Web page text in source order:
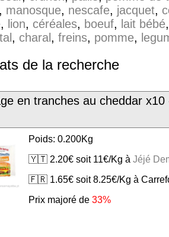
, manosque, nescafe, jacquet,
, lion, céréales, boeuf, lait bébé,
, charal , freins, pomme,
de la recherche
en tranches au cheddar x10
Poids: 0.200Kg
🇾🇹 2.20€ soit 11€/Kg à Jéjé
🇫🇷 1.65€ soit 8.25€/Kg à
Prix majoré de 33%